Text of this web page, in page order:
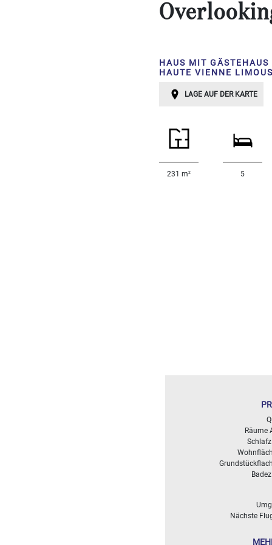
HAUS MIT
HAUTE VIENNE
LAGE AUF DER KARTE
231 m2 5
Räume
Nächste